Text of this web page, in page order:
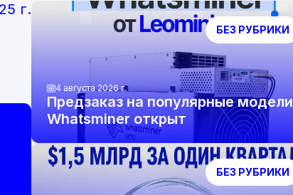
г.
БЕЗ РУБРИКИ
4 августа 2026 г.
Предзаказ на популярные модели
Whatsminer открыт
БЕЗ РУБРИКИ